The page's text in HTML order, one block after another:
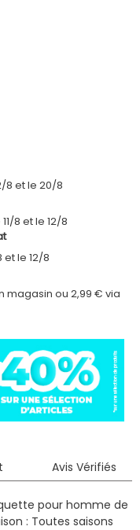
8 et le 20/8
8 et le 12/8
et le 12/8
magasin ou 2,99 € via
Avis Vérifiés
pour homme de
: Toutes saisons